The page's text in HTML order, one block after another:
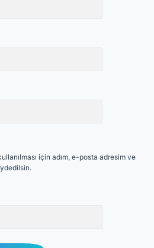
için adım, e-posta adresim ve